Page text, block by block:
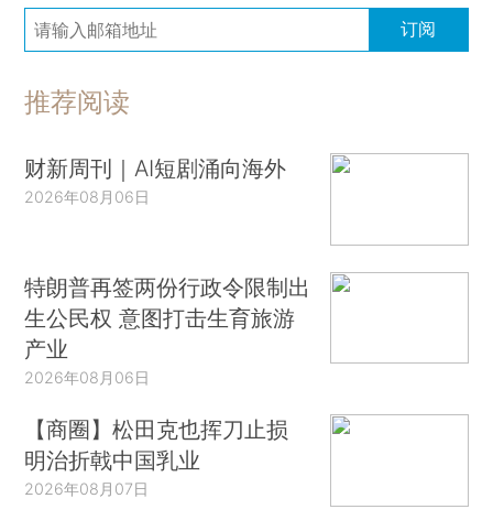
订阅
推荐阅读
财新周刊｜AI短剧涌向海外
2026年08月06日
特朗普再签两份行政令限制出
生公民权 意图打击生育旅游
产业
2026年08月06日
【商圈】松田克也挥刀止损
明治折戟中国乳业
2026年08月07日